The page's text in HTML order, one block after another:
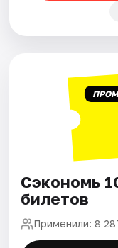
Сэкономь
билетов
Применили: 8